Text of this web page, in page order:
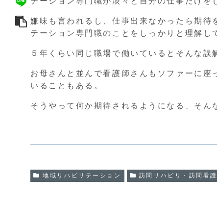
嫌味も言われるし、仕事出来なかったら期待
テーション専門職のことをしっかりと理解し
５年くらい同じ職場で働いているとそんな誤
お母さんと並んで看護師さんもソファーに
いることもある。
そうやって何か期待されるようになる、そん
地域リハビリテーション 訪問リハビリ・訪問看護